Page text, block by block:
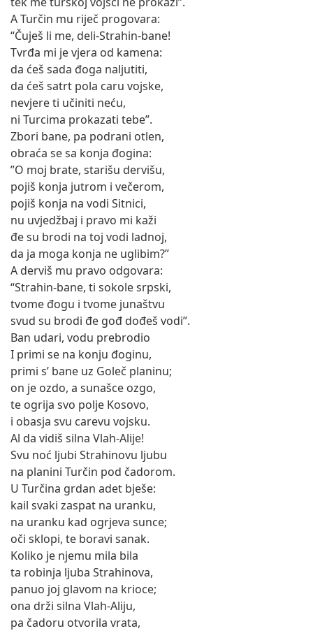
A Turčin mu riječ progovara:
“Čuješ li me, deli-Strahin-bane!
Tvrđa mi je vjera od kamena:
da ćeš sada đoga naljutiti,
da ćeš satrt pola caru vojske,
nevjere ti učiniti neću,
ni Turcima prokazati tebe”.
Zbori bane, pa podrani otlen,
obraća se sa konja đogina:
”O moj brate, starišu dervišu,
pojiš konja jutrom i večerom,
pojiš konja na vodi Sitnici,
nu uvjedžbaj i pravo mi kaži
đe su brodi na toj vodi ladnoj,
da ja moga konja ne uglibim?”
A derviš mu pravo odgovara:
“Strahin-bane, ti sokole srpski,
tvome đogu i tvome junaštvu
svud su brodi đe gođ dođeš vodi”.
Ban udari, vodu prebrodio
I primi se na konju đoginu,
primi s’ bane uz Goleč planinu;
on je ozdo, a sunašce ozgo,
te ogrija svo polje Kosovo,
i obasja svu carevu vojsku.
Al da vidiš silna Vlah-Alije!
Svu noć ljubi Strahinovu ljubu
na planini Turčin pod čadorom.
U Turčina grdan adet bješe:
kail svaki zaspat na uranku,
na uranku kad ogrjeva sunce;
oči sklopi, te boravi sanak.
Koliko je njemu mila bila
ta robinja ljuba Strahinova,
panuo joj glavom na krioce;
ona drži silna Vlah-Aliju,
pa čadoru otvorila vrata,